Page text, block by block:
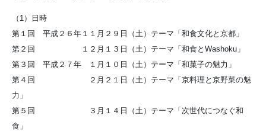
（1）日時
第１回 平成２６年１１月２９日（土）テーマ「和食文化と京都」
第２回 １２月１３日（土）テーマ「和食とWashoku」
第３回 平成２７年 １月１０日（土）テーマ「和菓子の魅力」
第４回 ２月２１日（土）テーマ「京料理と京野菜の魅
力」
第５回 ３月１４日（土）テーマ「次世代につなぐ和
食」